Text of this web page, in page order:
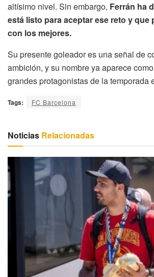
altísimo nivel. Sin embargo, Ferrán ha
está listo para aceptar ese reto y que
con los mejores.
Su presente goleador es una señal de
ambición, y su nombre ya aparece
grandes protagonistas de la temporada
Tags: FC Barcelona
Noticias Relacionadas